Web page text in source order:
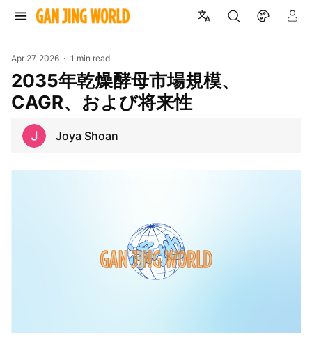
Apr 27, 2026 1 min read
2035年乾燥酵母市場規模、
CAGR、および将来性
Joya Shoan